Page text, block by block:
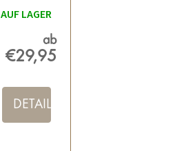
AUF LAGER
ab
€29,95
DETAIL